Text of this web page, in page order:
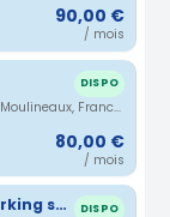
90,00 €
/ mois
DISPO
7 Villa Haussmann, 92130 Issy-les-Moulineaux, France · 2.81 km
80,00 €
/ mois
Location d'une place de parking sécurisé à Issy les Moulineaux DISPO